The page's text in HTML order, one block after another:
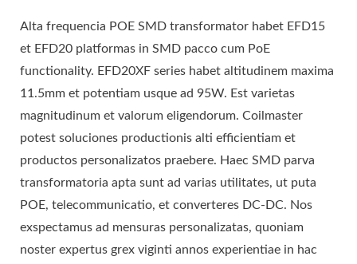
Alta frequencia POE SMD transformator habet EFD15
et EFD20 platformas in SMD pacco cum PoE
functionality. EFD20XF series habet altitudinem maxima
11.5mm et potentiam usque ad 95W. Est varietas
magnitudinum et valorum eligendorum. Coilmaster
potest soluciones productionis alti efficientiam et
productos personalizatos praebere. Haec SMD parva
transformatoria apta sunt ad varias utilitates, ut puta
POE, telecommunicatio, et converteres DC-DC. Nos
exspectamus ad mensuras personalizatas, quoniam
noster expertus grex viginti annos experientiae in hac